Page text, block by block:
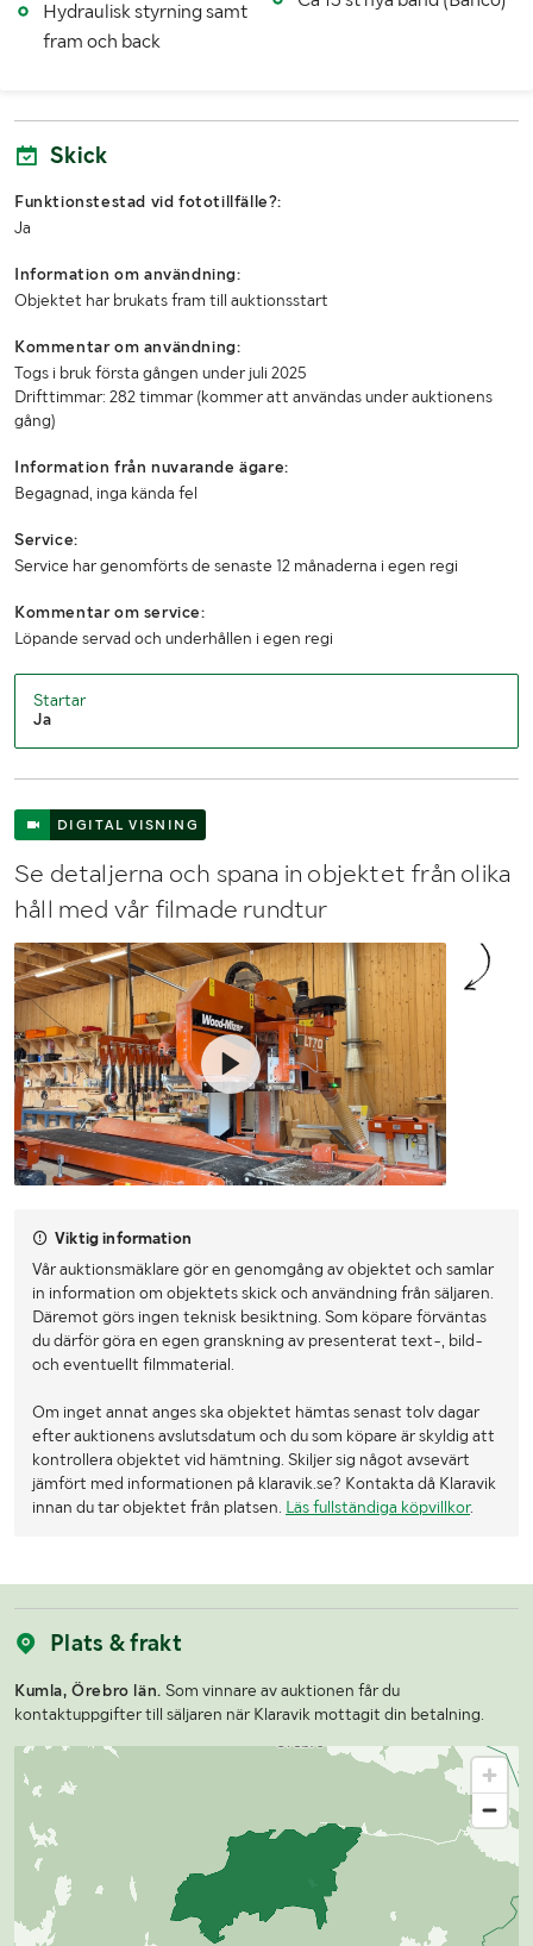
Hydraulisk styrning samt
fram och back
Skick
Funktionstestad vid fototillfälle?:
Ja
Information om användning:
Objektet har brukats fram till auktionsstart
Kommentar om användning:
Togs i bruk första gången under juli 2025
Drifttimmar: 282 timmar (kommer att användas under auktionens
gång)
Information från nuvarande ägare:
Begagnad, inga kända fel
Service:
Service har genomförts de senaste 12 månaderna i egen regi
Kommentar om service:
Löpande servad och underhållen i egen regi
Startar
Ja
DIGITAL VISNING
Se detaljerna och spana in objektet från olika
håll med vår filmade rundtur
Viktig information
Vår auktionsmäklare gör en genomgång av objektet och samlar
in information om objektets skick och användning från säljaren.
Däremot görs ingen teknisk besiktning. Som köpare förväntas
du därför göra en egen granskning av presenterat text-, bild-
och eventuellt filmmaterial.
Om inget annat anges ska objektet hämtas senast tolv dagar
efter auktionens avslutsdatum och du som köpare är skyldig att
kontrollera objektet vid hämtning. Skiljer sig något avsevärt
jämfört med informationen på klaravik.se? Kontakta då Klaravik
innan du tar objektet från platsen. Läs fullständiga köpvillkor.
Plats & frakt
Kumla, Örebro län. Som vinnare av auktionen får du
kontaktuppgifter till säljaren när Klaravik mottagit din betalning.